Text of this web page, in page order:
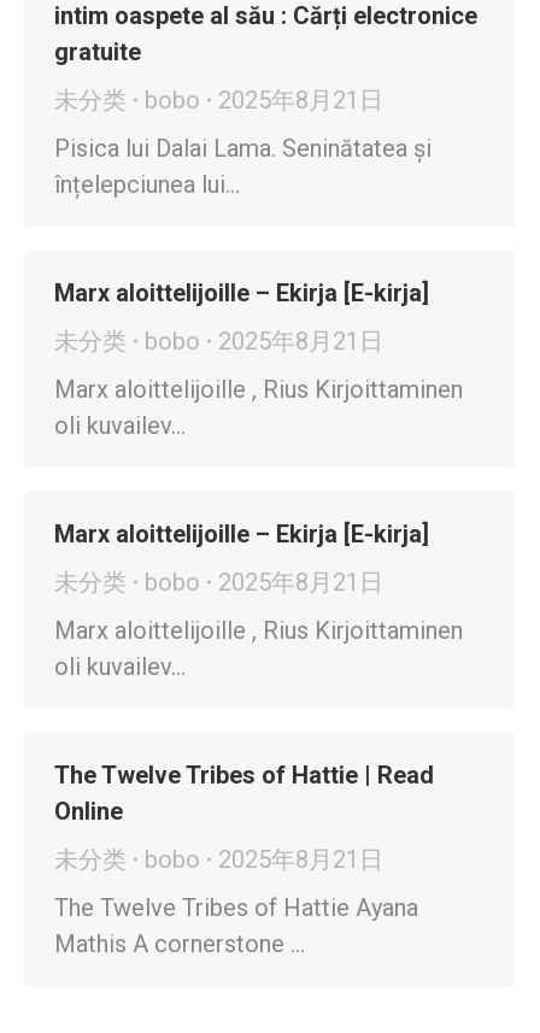
intim oaspete al său : Cărți electronice
gratuite
未分类
bobo
2025年8月21日
Pisica lui Dalai Lama. Seninătatea și
înțelepciunea lui…
Marx aloittelijoille – Ekirja [E-kirja]
未分类
bobo
2025年8月21日
Marx aloittelijoille , Rius Kirjoittaminen
oli kuvailev…
Marx aloittelijoille – Ekirja [E-kirja]
未分类
bobo
2025年8月21日
Marx aloittelijoille , Rius Kirjoittaminen
oli kuvailev…
The Twelve Tribes of Hattie | Read
Online
未分类
bobo
2025年8月21日
The Twelve Tribes of Hattie Ayana
Mathis A cornerstone …